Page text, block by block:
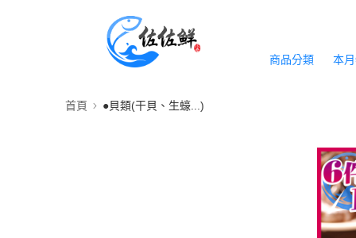
商品分類 本
首頁 ●貝類(干貝、生蠔...)